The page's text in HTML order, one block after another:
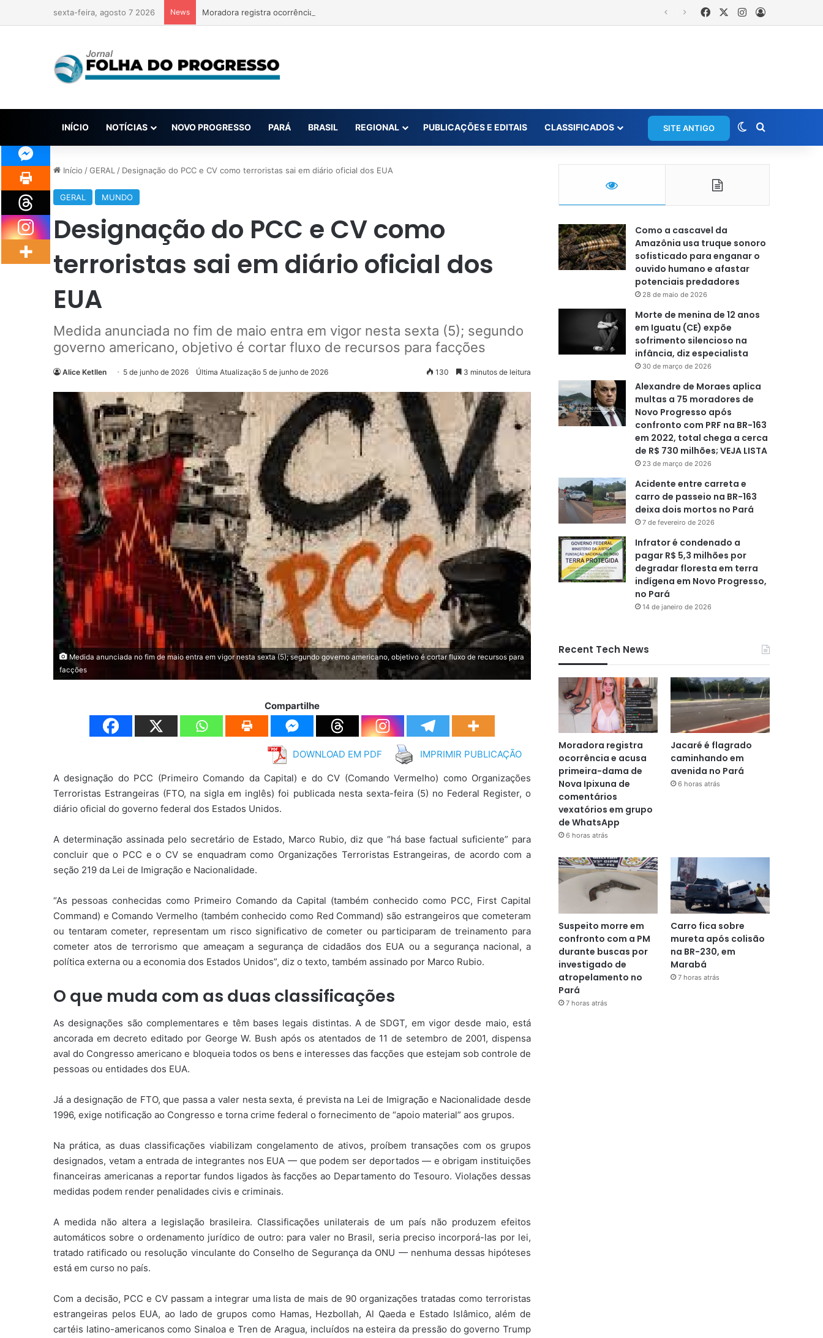
sexta-feira, agosto 7 2026 News FacebookInstagram
INÍCIO NOTÍCIAS NOVO PROGRESSO PARÁ BRASIL REGIONAL PUBLICAÇÕES E EDITAIS CLASSIFICADOS SITE ANTIGO Switch skin
Início /GERAL / Designação do PCC e CV como terroristas sai em diário oficial dos EUA
GERAL MUNDO
Designação do PCC e CV como
terroristas sai em diário oficial dos
EUA
Medida anunciada no fim de maio entra em vigor nesta sexta (5); segundo
governo americano, objetivo é cortar fluxo de recursos para facções
Alice Ketllen 5 de junho de 2026 Última Atualização 5 de junho de 2026 130 3 minutos de leitura
Medida anunciada no fim de maio entra em vigor nesta sexta (5); segundo governo americano, objetivo é cortar fluxo de recursos para
facções
Compartilhe
DOWNLOAD EM PDF IMPRIMIR PUBLICAÇÃO
A designação do PCC (Primeiro Comando da Capital) e do CV (Comando Vermelho) como Organizações
Terroristas Estrangeiras (FTO, na sigla em inglês) foi publicada nesta sexta-feira (5) no Federal Register, o
diário oficial do governo federal dos Estados Unidos.
A determinação assinada pelo secretário de Estado, Marco Rubio, diz que “há base factual suficiente” para
concluir que o PCC e o CV se enquadram como Organizações Terroristas Estrangeiras, de acordo com a
seção 219 da Lei de Imigração e Nacionalidade.
“As pessoas conhecidas como Primeiro Comando da Capital (também conhecido como PCC, First Capital
Command) e Comando Vermelho (também conhecido como Red Command) são estrangeiros que cometeram
ou tentaram cometer, representam um risco significativo de cometer ou participaram de treinamento para
cometer atos de terrorismo que ameaçam a segurança de cidadãos dos EUA ou a segurança nacional, a
política externa ou a economia dos Estados Unidos”, diz o texto, também assinado por Marco Rubio.
O que muda com as duas classificações
As designações são complementares e têm bases legais distintas. A de SDGT, em vigor desde maio, está
ancorada em decreto editado por George W. Bush após os atentados de 11 de setembro de 2001, dispensa
aval do Congresso americano e bloqueia todos os bens e interesses das facções que estejam sob controle de
pessoas ou entidades dos EUA.
Já a designação de FTO, que passa a valer nesta sexta, é prevista na Lei de Imigração e Nacionalidade desde
1996, exige notificação ao Congresso e torna crime federal o fornecimento de “apoio material” aos grupos.
Na prática, as duas classificações viabilizam congelamento de ativos, proíbem transações com os grupos
designados, vetam a entrada de integrantes nos EUA — que podem ser deportados — e obrigam instituições
financeiras americanas a reportar fundos ligados às facções ao Departamento do Tesouro. Violações dessas
medidas podem render penalidades civis e criminais.
A medida não altera a legislação brasileira. Classificações unilaterais de um país não produzem efeitos
automáticos sobre o ordenamento jurídico de outro: para valer no Brasil, seria preciso incorporá-las por lei,
tratado ratificado ou resolução vinculante do Conselho de Segurança da ONU — nenhuma dessas hipóteses
está em curso no país.
Com a decisão, PCC e CV passam a integrar uma lista de mais de 90 organizações tratadas como terroristas
estrangeiras pelos EUA, ao lado de grupos como Hamas, Hezbollah, Al Qaeda e Estado Islâmico, além de
cartéis latino-americanos como Sinaloa e Tren de Aragua, incluídos na esteira da pressão do governo Trump
Como a cascavel da
Amazônia usa truque sonoro
sofisticado para enganar o
ouvido humano e afastar
potenciais predadores
28 de maio de 2026
Morte de menina de 12 anos
em Iguatu (CE) expõe
sofrimento silencioso na
infância, diz especialista
30 de março de 2026
Alexandre de Moraes aplica
multas a 75 moradores de
Novo Progresso após
confronto com PRF na BR-163
em 2022, total chega a cerca
de R$ 730 milhões; VEJA LISTA
23 de março de 2026
Acidente entre carreta e
carro de passeio na BR-163
deixa dois mortos no Pará
7 de fevereiro de 2026
Infrator é condenado a
pagar R$ 5,3 milhões por
degradar floresta em terra
indígena em Novo Progresso,
no Pará
14 de janeiro de 2026
Recent Tech News
Moradora registra
ocorrência e acusa
primeira-dama de
Nova Ipixuna de
comentários
vexatórios em grupo
de WhatsApp
6 horas atrás
Jacaré é flagrado
caminhando em
avenida no Pará
6 horas atrás
Suspeito morre em
confronto com a PM
durante buscas por
investigado de
atropelamento no
Pará
7 horas atrás
Carro fica sobre
mureta após colisão
na BR-230, em
Marabá
7 horas atrás